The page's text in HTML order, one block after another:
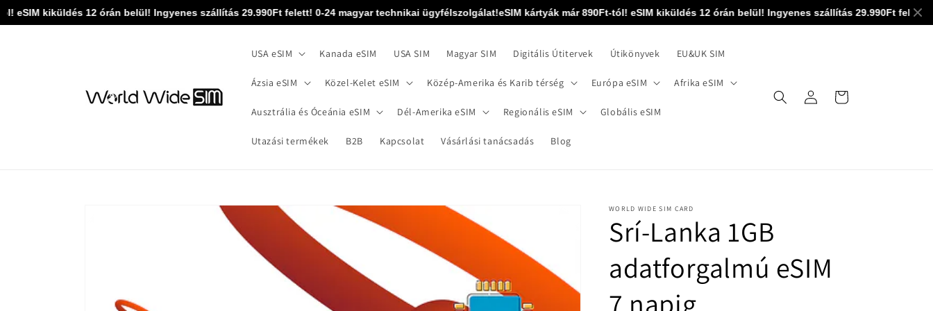
kiküldés 12 órán belül! Ingyenes szállítás 29.990Ft felett! 0-24 magyar technikai ügyfélszolgálat!eSIM kártyák már 890Ft-tól! eSIM kiküldés 12 órán belül! Ingyenes szállítás 29.990Ft felett! 0-
Ugrás a
tartalomhoz
USA eSIM Kanada eSIM USA SIM Magyar SIM Digitális Útitervek Útikönyvek EU&UK SIM
Ázsia eSIM Közel-Kelet eSIM Közép-Amerika és Karib térség Európa eSIM Afrika eSIM
Ausztrália és Óceánia eSIM Dél-Amerika eSIM Regionális eSIM Globális eSIM
Utazási termékek B2B Kapcsolat Vásárlási tanácsadás Blog
BejelentkezésKosár
WORLD WIDE SIM CARD
Srí-Lanka 1GB
adatforgalmú eSIM
7 napig